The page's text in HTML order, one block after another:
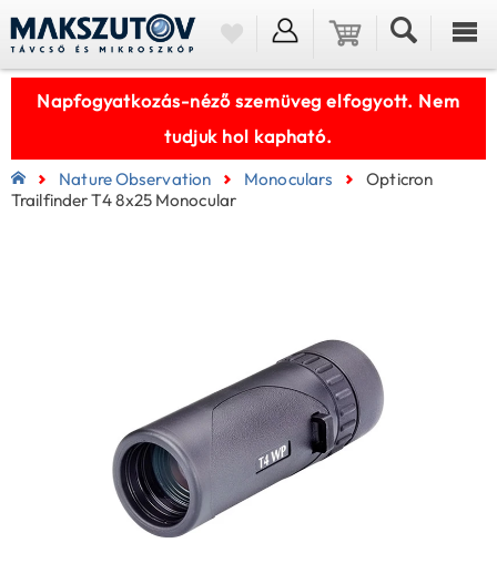
Napfogyatkozás-néző szemüveg elfogyott. Nem
tudjuk hol kapható.
Nature Observation Monoculars
Opticron
Trailfinder T4 8x25 Monocular